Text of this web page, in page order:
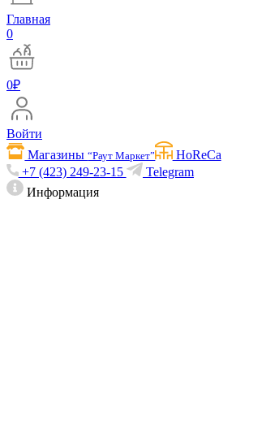
Главная
0
0₽
Войти
Магазины“Раут Маркет”
HoReCa
+7 (423) 249-23-15
Telegram
Информация